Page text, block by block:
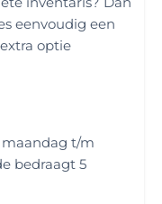
eenvoudig een
optie
t/m
bedraagt 5